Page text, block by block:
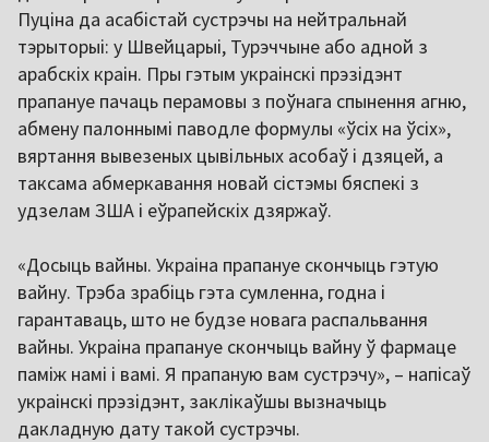
Пуціна да асабістай сустрэчы на нейтральнай
тэрыторыі: у Швейцарыі, Турэччыне або адной з
арабскіх краін. Пры гэтым украінскі прэзідэнт
прапануе пачаць перамовы з поўнага спынення агню,
абмену палоннымі паводле формулы «ўсіх на ўсіх»,
вяртання вывезеных цывільных асобаў і дзяцей, а
таксама абмеркавання новай сістэмы бяспекі з
удзелам ЗША і еўрапейскіх дзяржаў.
«Досыць вайны. Украіна прапануе скончыць гэтую
вайну. Трэба зрабіць гэта сумленна, годна і
гарантаваць, што не будзе новага распальвання
вайны. Украіна прапануе скончыць вайну ў фармаце
паміж намі і вамі. Я прапаную вам сустрэчу», – напісаў
украінскі прэзідэнт, заклікаўшы вызначыць
дакладную дату такой сустрэчы.